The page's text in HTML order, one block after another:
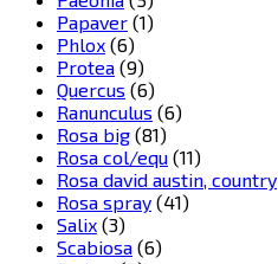
Papaver (1)
Phlox (6)
Protea (9)
Quercus (6)
Ranunculus (6)
Rosa big (81)
Rosa col/equ (11)
Rosa david austin, country
Rosa spray (41)
Salix (3)
Scabiosa (6)